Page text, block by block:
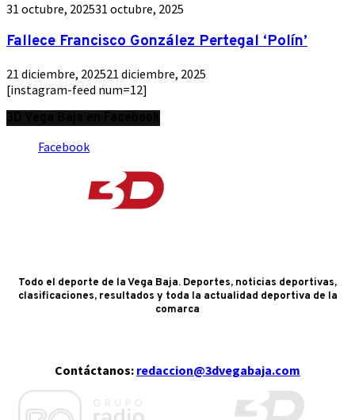
31 octubre, 202531 octubre, 2025
Fallece Francisco González Pertegal ‘Polín’
21 diciembre, 202521 diciembre, 2025
[instagram-feed num=12]
Facebook
Todo el deporte de la Vega Baja. Deportes, noticias deportivas,
clasificaciones, resultados y toda la actualidad deportiva de la
comarca
Contáctanos: redaccion@3dvegabaja.com